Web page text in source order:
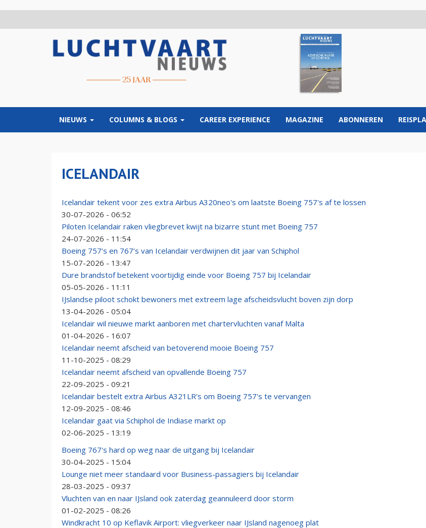
NIEUWS COLUMNS & BLOGS CAREER EXPERIENCE MAGAZINE ABONNEREN
ICELANDAIR
Icelandair tekent voor zes extra Airbus A320neo's om laatste Boeing 757's af te lossen
30-07-2026 - 06:52
Piloten Icelandair raken vliegbrevet kwijt na bizarre stunt met Boeing 757
24-07-2026 - 11:54
Boeing 757’s en 767’s van Icelandair verdwijnen dit jaar van Schiphol
15-07-2026 - 13:47
Dure brandstof betekent voortijdig einde voor Boeing 757 bij Icelandair
05-05-2026 - 11:11
IJslandse piloot schokt bewoners met extreem lage afscheidsvlucht boven zijn dorp
13-04-2026 - 05:04
Icelandair wil nieuwe markt aanboren met chartervluchten vanaf Malta
01-04-2026 - 16:07
Icelandair neemt afscheid van betoverend mooie Boeing 757
11-10-2025 - 08:29
Icelandair neemt afscheid van opvallende Boeing 757
22-09-2025 - 09:21
Icelandair bestelt extra Airbus A321LR's om Boeing 757's te vervangen
12-09-2025 - 08:46
Icelandair gaat via Schiphol de Indiase markt op
02-06-2025 - 13:19
Boeing 767's hard op weg naar de uitgang bij Icelandair
30-04-2025 - 15:04
Lounge niet meer standaard voor Business-passagiers bij Icelandair
28-03-2025 - 09:37
Vluchten van en naar IJsland ook zaterdag geannuleerd door storm
01-02-2025 - 08:26
Windkracht 10 op Keflavik Airport: vliegverkeer naar IJsland nagenoeg plat